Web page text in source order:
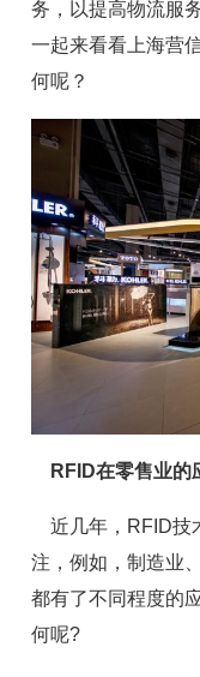
务，以提高物流服
一起来看看上海营
何呢？
RFID在零售业的
近几年，RFID技
注，例如，制造业
都有了不同程度的
何呢?